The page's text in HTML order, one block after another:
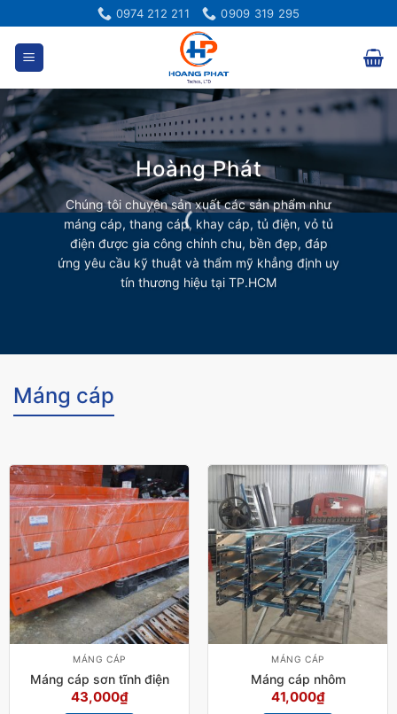
qua
dung
0974 212 211 0909 319 295
Hoàng Phát
Chúng tôi chuyên sản xuất các sản phẩm như
máng cáp, thang cáp, khay cáp, tủ điện, vỏ tủ
điện được gia công chỉnh chu, bền đẹp, đáp
ứng yêu cầu kỹ thuật và thẩm mỹ khẳng định uy
tín thương hiệu tại TP.HCM
Máng cáp
MÁNG CÁP
Máng cáp sơn tĩnh điện
43,000₫
MÁNG CÁP
Máng cáp nhôm
41,000₫